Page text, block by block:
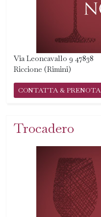
Via Leoncavallo 9 47838
Riccione (Rimini)
CONTATTA & PRENOTA
Trocadero